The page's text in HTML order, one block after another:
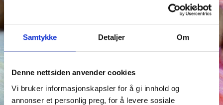
Samtykke Detaljer Om
Denne nettsiden anvender cookies
Vi bruker informasjonskapsler for å gi innhold og
annonser et personlig preg, for å levere sosiale
This wishlist is empty.
You will find a lot of interesting products on our "Shop"
page.